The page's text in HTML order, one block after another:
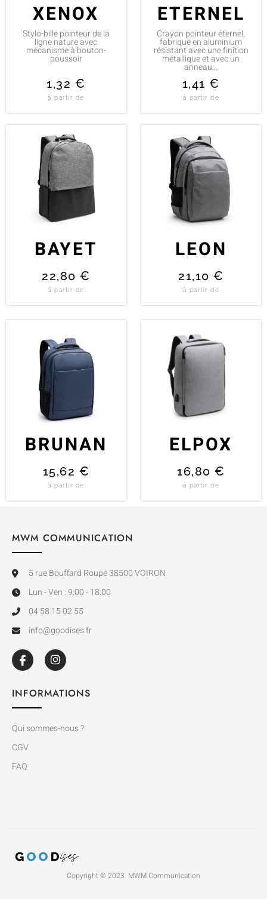
XENOX
Stylo-bille pointeur de la
ligne nature avec
mécanisme à bouton-
poussoir
1,32 €
à partir de
ETERNEL
Crayon pointeur éternel,
fabriqué en aluminium
résistant avec une finition
métallique et avec un
anneau...
1,41€
à partir de
BAYET
22,80 €
à partir de
LEON
21,10 €
à partir de
BRUNAN
15,62 €
à partir de
ELPOX
16,80 €
à partir de
MWM COMMUNICATION
5 rue Bouffard Roupé 38500 VOIRON
Lun - Ven : 9:00 - 18:00
04 58 15 02 55
info@goodises.fr
INFORMATIONS
Qui sommes-nous ?
CGV
FAQ
Copyright © 2023. MWM Communication